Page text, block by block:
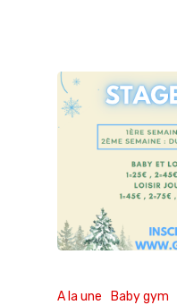
A la une Baby gym